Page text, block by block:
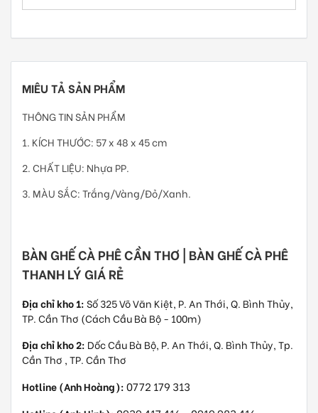
MIÊU TẢ SẢN PHẨM
THÔNG TIN SẢN PHẨM
1. KÍCH THƯỚC: 57 x 48 x 45 cm
2. CHẤT LIỆU: Nhựa PP.
3. MÀU SẮC: Trắng/Vàng/Đỏ/Xanh.
BÀN GHẾ CÀ PHÊ CẦN THƠ | BÀN GHẾ CÀ PHÊ
THANH LÝ GIÁ RẺ
Địa chỉ kho 1:Số 325 Võ Văn Kiệt, P. An Thới, Q. Bình Thủy,
TP. Cần Thơ (Cách Cầu Bà Bộ - 100m)
Địa chỉ kho 2: Dốc Cầu Bà Bộ, P. An Thới, Q. Bình Thủy, Tp.
Cần Thơ , TP. Cần Thơ
Hotline (Anh Hoàng):0772 179 313